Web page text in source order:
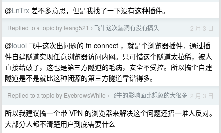
@LnTrx 差不多意思，但是我找了一下没有这种插件。
Replied to a topic by leang521 › 飞牛这次漏洞有没有搞头 2 月 3 日
@louol 飞牛这次出问题的 fn connect ，就是个浏览器插件，通过插
件自建隧道实现任意浏览器访问内网。只可惜这个隧道太拉稀，被人
直接给破了，这也是第三方隧道的毛病，安全不受控。所以搞个自建
隧道是不是就比这种闭源的第三方隧道靠谱得多。
Replied to a topic by EyebrowsWhite › 飞牛的影响面比想象的大很多 2 月 3 日
所以我建议搞一个带 VPN 的浏览器来解决这个问题还招一堆人反对。
大部分人都不清楚用户到底需要什么